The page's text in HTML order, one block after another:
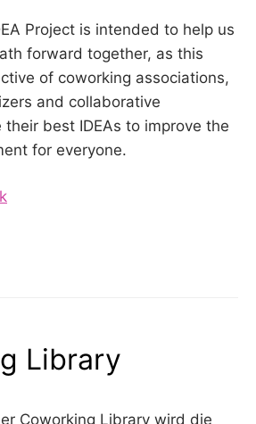
Project is intended to help us
forward together, as this
of coworking associations,
and collaborative
best IDEAs to improve the
for everyone.
Library
Coworking Library wird die